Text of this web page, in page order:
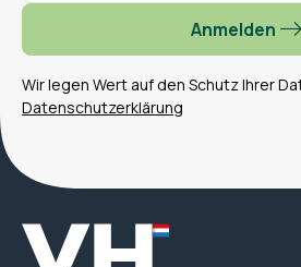
Anmelden
Wir legen Wert auf den Schutz Ihrer
Datenschutzerklärung